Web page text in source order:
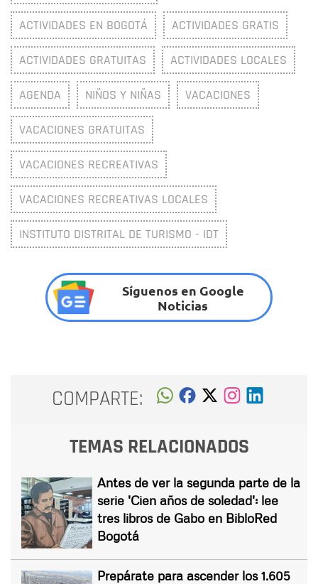
ACTIVIDADES EN BOGOTÁ ACTIVIDADES GRATIS
ACTIVIDADES GRATUITAS ACTIVIDADES LOCALES
AGENDA NIÑOS Y NIÑAS VACACIONES
VACACIONES GRATUITAS
VACACIONES RECREATIVAS
VACACIONES RECREATIVAS LOCALES
INSTITUTO DISTRITAL DE TURISMO - IDT
Síguenos en Google
Noticias
COMPARTE:
TEMAS RELACIONADOS
Antes de ver la segunda parte de la
serie 'Cien años de soledad': lee
tres libros de Gabo en BibloRed
Bogotá
Prepárate para ascender los 1.605